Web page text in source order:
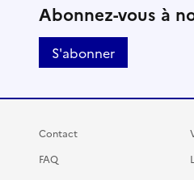
Abonnez-vous à
S'abonner
Contact
FAQ